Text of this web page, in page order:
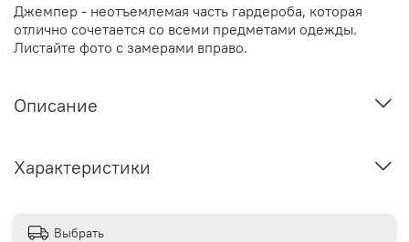
Джемпер - неотъемлемая часть гардероба, которая
отлично сочетается со всеми предметами одежды.
Листайте фото с замерами вправо.
Описание
Характеристики
Выбрать